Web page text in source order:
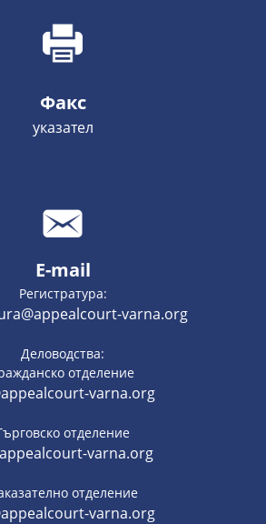
Факс
указател
E-mail
Регистратура:
varna.org
Деловодства:
отделение
varna.org
отделение
varna.org
отделение
varna.org